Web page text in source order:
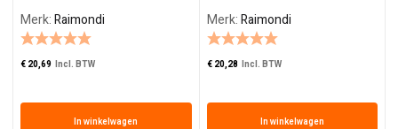
€ 20,69 Incl. BTW
In winkelwagen
Merk:Raimondi
€20,28 Incl. BTW
In winkelwagen
Merk:Raimondi